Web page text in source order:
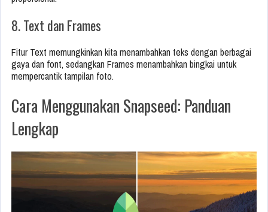
8. Text dan Frames
Fitur Text memungkinkan kita menambahkan teks dengan berbagai
gaya dan font, sedangkan Frames menambahkan bingkai untuk
mempercantik tampilan foto.
Cara Menggunakan Snapseed: Panduan
Lengkap